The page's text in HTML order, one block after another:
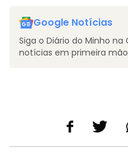
Google Notícias
Siga o Diário do Minho na
notícias em primeira